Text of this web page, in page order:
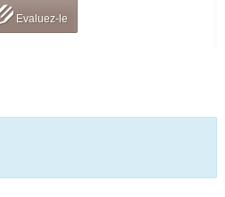
Evaluez-le